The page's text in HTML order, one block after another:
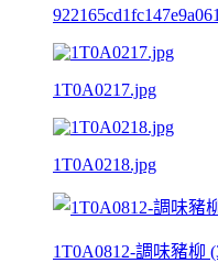
1T0A0217.jpg
1T0A0218.jpg
1T0A0812-調味豬柳